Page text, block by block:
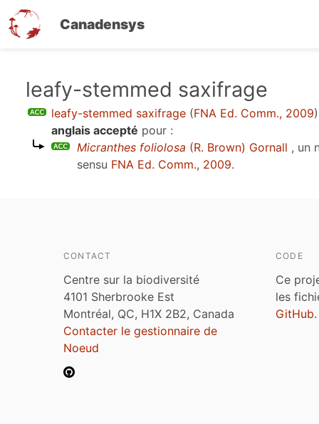
Canadensys
contenu
leafy-stemmed saxifrage
leafy-stemmed saxifrage (FNA Ed. Comm., 2009)
anglais accepté pour :
Micranthes foliolosa (R. Brown) Gornall , un
sensu FNA Ed. Comm., 2009.
CONTACT
Centre sur la biodiversité
4101 Sherbrooke Est
Montréal, QC, H1X 2B2, Canada
Contacter le gestionnaire de
Noeud
CODE
Ce
les
GitHub.